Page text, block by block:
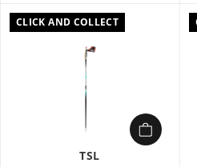
CLICK AND COLLECT
TSL